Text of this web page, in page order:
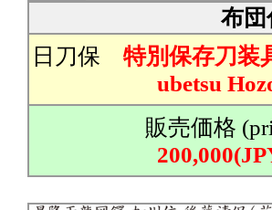
布団
日刀保 特別保存刀装
ubetsu
販売価格